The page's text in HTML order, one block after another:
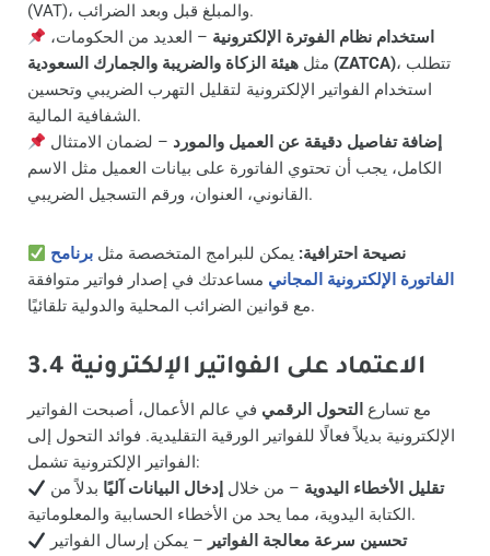
(VAT)، والمبلغ قبل وبعد الضرائب.
استخدام نظام الفوترة الإلكترونية – العديد من الحكومات،
مثل هيئة الزكاة والضريبة والجمارك السعودية (ZATCA)، تتطلب
استخدام الفواتير الإلكترونية لتقليل التهرب الضريبي وتحسين
الشفافية المالية.
إضافة تفاصيل دقيقة عن العميل والمورد – لضمان الامتثال
الكامل، يجب أن تحتوي الفاتورة على بيانات العميل مثل الاسم
القانوني، العنوان، ورقم التسجيل الضريبي.
نصيحة احترافية: يمكن للبرامج المتخصصة مثل برنامح
الفاتورة الإلكترونية المجاني مساعدتك في إصدار فواتير متوافقة
مع قوانين الضرائب المحلية والدولية تلقائيًا.
3.4 الاعتماد على الفواتير الإلكترونية
مع تسارع التحول الرقمي في عالم الأعمال، أصبحت الفواتير
الإلكترونية بديلاً فعالًا للفواتير الورقية التقليدية. فوائد التحول إلى
الفواتير الإلكترونية تشمل:
تقليل الأخطاء اليدوية – من خلال إدخال البيانات آليًا بدلاً من
الكتابة اليدوية، مما يحد من الأخطاء الحسابية والمعلوماتية.
تحسين سرعة معالجة الفواتير – يمكن إرسال الفواتير